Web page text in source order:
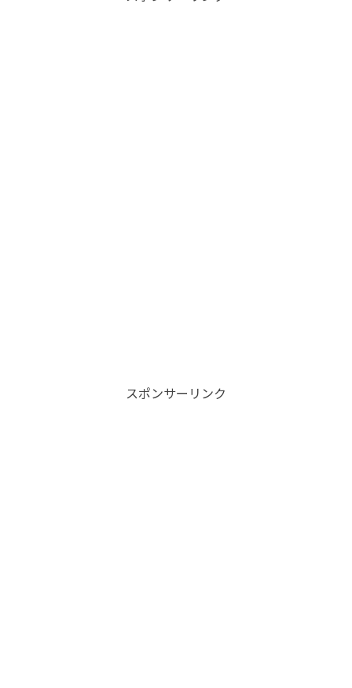
スポンサーリンク